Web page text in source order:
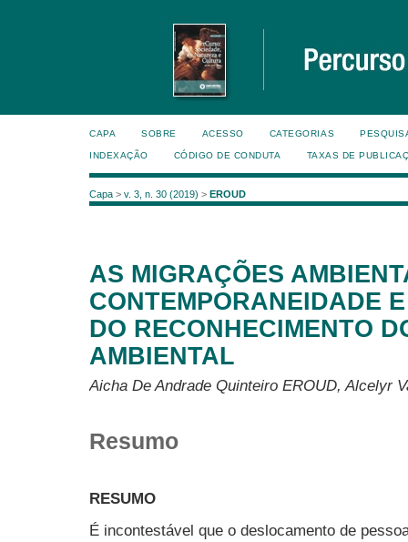
CAPA SOBRE ACESSO CATEGORIAS
INDEXAÇÃO CÓDIGO DE CONDUTA TAXAS DE
Capa > v. 3, n. 30 (2019) > EROUD
AS MIGRAÇÕES
CONTEMPORANEIDADE
DO RECONHECIMENTO
AMBIENTAL
Aicha De Andrade Quinteiro EROUD, Alcelyr
Resumo
RESUMO
É incontestável que o deslocamento de